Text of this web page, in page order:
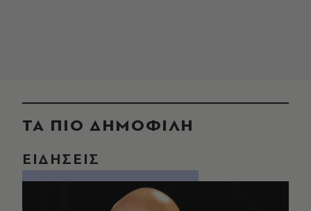
ΤΑ ΠΙΟ ΔΗΜΟΦΙΛΗ
ΕΙΔΗΣΕΙΣ